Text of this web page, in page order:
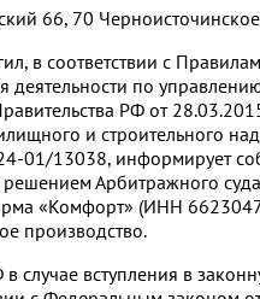
66, 70
в соответствии с
деятельности по
РФ от
и строительного
01/13038, информирует
Арбитражного
«Комфорт» (ИНН
производство.
случае вступления в